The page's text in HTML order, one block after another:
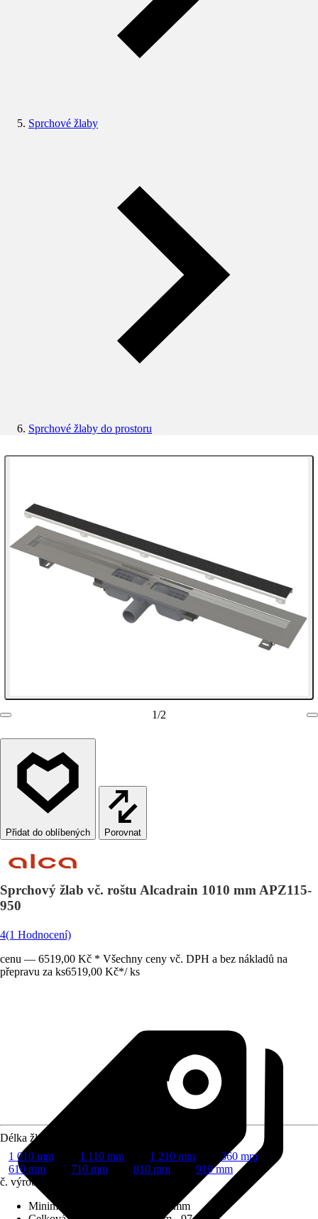
Sprchové žlaby
Sprchové žlaby do prostoru
1/2
Porovnat
Sprchový žlab vč. roštu Alcadrain 1010 mm APZ115-
950
4(1 Hodnocení)
cenu — 6519,00 Kč * Všechny ceny vč. DPH a bez nákladů na
přepravu za ks6519,00 Kč*/ ks
Délka žlabu
1 010 mm
1 110 mm 1 210 mm
360 mm
610 mm
710 mm 810 mm
910 mm
č. výrobku
Minimální tloušťka podlahy
71 mm